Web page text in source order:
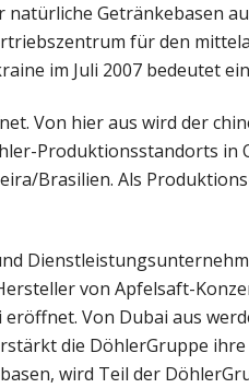
Getränkebasen
für den
im Juli 2007 bedeutet
Von hier aus wird der
Produktionsstandorts in
Brasilien. Als
von Apfelsaft-
Von Dubai aus
die DöhlerGruppe
wird Teil der